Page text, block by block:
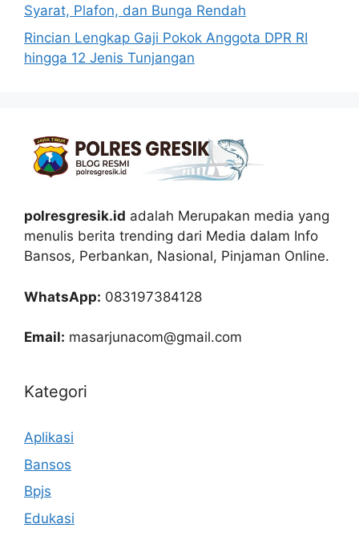
Syarat, Plafon, dan Bunga Rendah
Rincian Lengkap Gaji Pokok Anggota DPR RI
hingga 12 Jenis Tunjangan
polresgresik.id adalah Merupakan media yang
menulis berita trending dari Media dalam Info
Bansos, Perbankan, Nasional, Pinjaman Online.
WhatsApp: 083197384128
Email: masarjunacom@gmail.com
Kategori
Aplikasi
Bansos
Bpjs
Edukasi